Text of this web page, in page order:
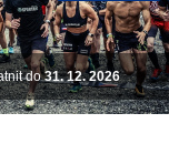
do31. 12. 2026